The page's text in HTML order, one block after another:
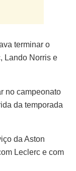
terminar o
Lando Norris e
no campeonato
da temporada
da Aston
Leclerc e com